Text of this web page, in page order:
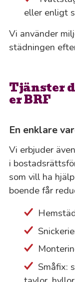
eller enligt
Vi använder
städningen
Tjänster
er BRF
En enklare
Vi erbjuder
i
som vill ha
boende får
Småfix: